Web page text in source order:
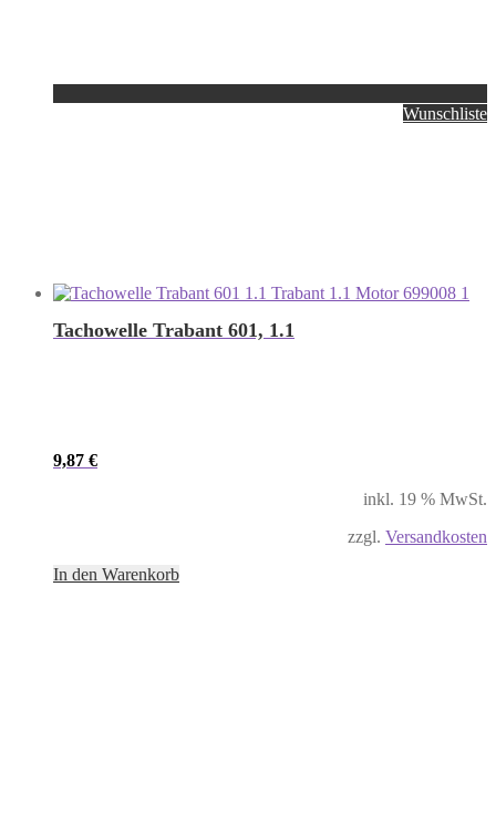
Wunschliste
Tachowelle Trabant 601, 1.1
9,87 €
inkl. 19 % MwSt.
zzgl. Versandkosten
In den Warenkorb